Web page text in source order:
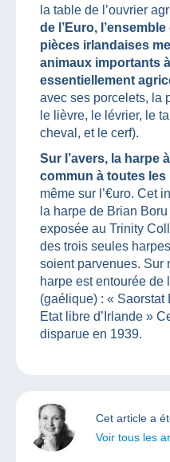
la table de l’ouvrier
de l’Euro,
pièces irlandaises
animaux importants
essentiellement
avec ses porcelets, la
le lièvre, le lévrier, le
cheval, et le cerf).
Sur l’avers, la harpe
commun à toutes
même sur l’€uro. Cet
la harpe de Brian
exposée au Trinity
des trois seules
soient parvenues. Sur
harpe est entourée de
(gaélique) : « Saorstat
Etat libre d’Irlande »
disparue en 1939.
Cet article a
Voir tous les